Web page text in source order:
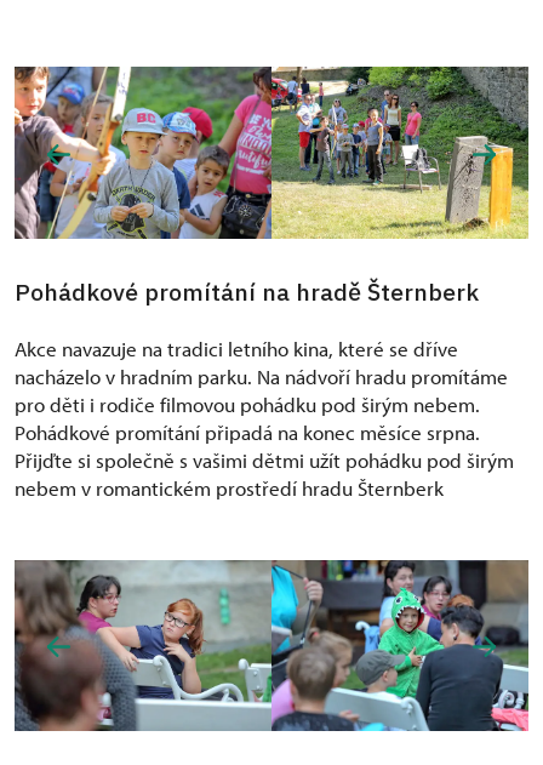
Pohádkové promítání na hradě Šternberk
Akce navazuje na tradici letního kina, které se dříve
nacházelo v hradním parku. Na nádvoří hradu promítáme
pro děti i rodiče filmovou pohádku pod širým nebem.
Pohádkové promítání připadá na konec měsíce srpna.
Přijďte si společně s vašimi dětmi užít pohádku pod širým
nebem v romantickém prostředí hradu Šternberk